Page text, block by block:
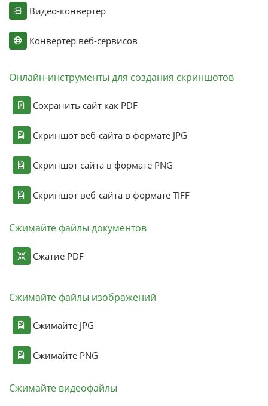
Видео-конвертер
Конвертер веб-сервисов
Онлайн-инструменты для создания скриншотов
Сохранить сайт как PDF
Скриншот веб-сайта в формате JPG
Скриншот сайта в формате PNG
Скриншот веб-сайта в формате TIFF
Сжимайте файлы документов
Сжатие PDF
Сжимайте файлы изображений
Сжимайте JPG
Сжимайте PNG
Сжимайте видеофайлы